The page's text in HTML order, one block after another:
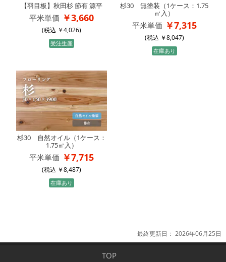
【羽目板】秋田杉 節有 源平
平米単価 3,660
(税込 4,026)
受注生産
杉30 無塗装（1ケース：1.75
㎡入）
平米単価 7,315
(税込 8,047)
在庫あり
杉30 自然オイル（1ケース：
1.75㎡入）
平米単価 7,715
(税込 8,487)
在庫あり
最終更新日：2026年06月25日
TOP